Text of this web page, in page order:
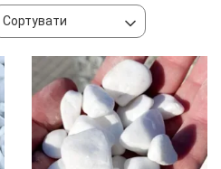
Сортувати